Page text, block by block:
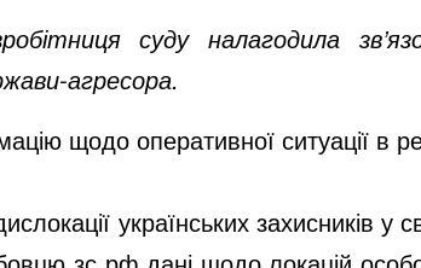
суду налагодила
агресора.
щодо оперативної ситуації в
українських захисників